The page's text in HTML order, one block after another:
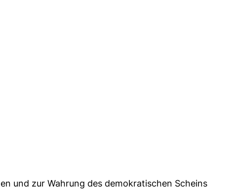
und zur Wahrung des demokratischen Scheins